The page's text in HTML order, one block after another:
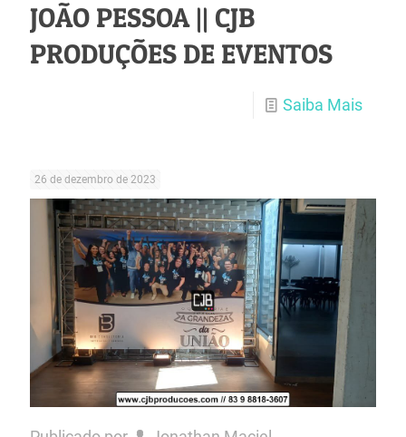
JOÃO PESSOA || CJB
PRODUÇÕES DE EVENTOS
Saiba Mais
26 de dezembro de 2023